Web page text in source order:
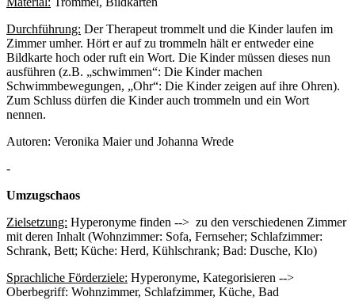
Durchführung: Der Therapeut trommelt und die Kinder laufen im
Zimmer umher. Hört er auf zu trommeln hält er entweder eine
Bildkarte hoch oder ruft ein Wort. Die Kinder müssen dieses nun
ausführen (z.B. „schwimmen“: Die Kinder machen
Schwimmbewegungen, „Ohr“: Die Kinder zeigen auf ihre Ohren).
Zum Schluss dürfen die Kinder auch trommeln und ein Wort
nennen.
Autoren: Veronika Maier und Johanna Wrede
-
Umzugschaos
Zielsetzung: Hyperonyme finden --> zu den verschiedenen Zimmer
mit deren Inhalt (Wohnzimmer: Sofa, Fernseher; Schlafzimmer:
Schrank, Bett; Küche: Herd, Kühlschrank; Bad: Dusche, Klo)
Sprachliche Förderziele: Hyperonyme, Kategorisieren -->
Oberbegriff: Wohnzimmer, Schlafzimmer, Küche, Bad